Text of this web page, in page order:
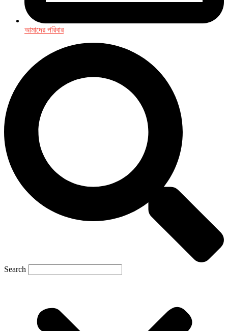
আমাদের পরিবার
Search